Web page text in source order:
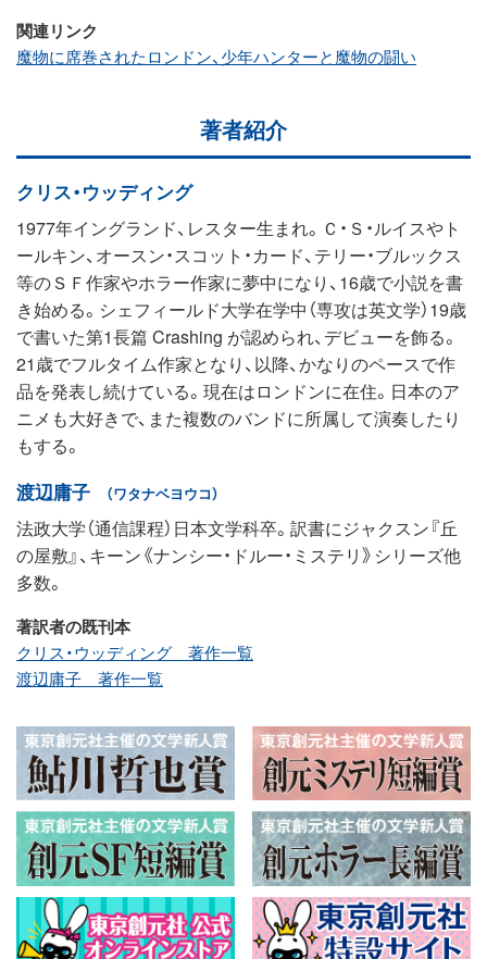
関連リンク
魔物に席巻されたロンドン、少年ハンターと魔物の闘い
著者紹介
クリス・ウッディング
1977年イングランド、レスター生まれ。Ｃ・Ｓ・ルイスやト
ールキン、オースン・スコット・カード、テリー・ブルックス
等のＳＦ作家やホラー作家に夢中になり、16歳で小説を書
き始める。シェフィールド大学在学中（専攻は英文学）19歳
で書いた第1長篇 Crashing が認められ、デビューを飾る。
21歳でフルタイム作家となり、以降、かなりのペースで作
品を発表し続けている。現在はロンドンに在住。日本のア
ニメも大好きで、また複数のバンドに所属して演奏したり
もする。
渡辺庸子 （ワタナベヨウコ）
法政大学（通信課程）日本文学科卒。訳書にジャクスン『丘
の屋敷』、キーン《ナンシー・ドルー・ミステリ》シリーズ他
多数。
著訳者の既刊本
クリス・ウッディング 著作一覧
渡辺庸子 著作一覧